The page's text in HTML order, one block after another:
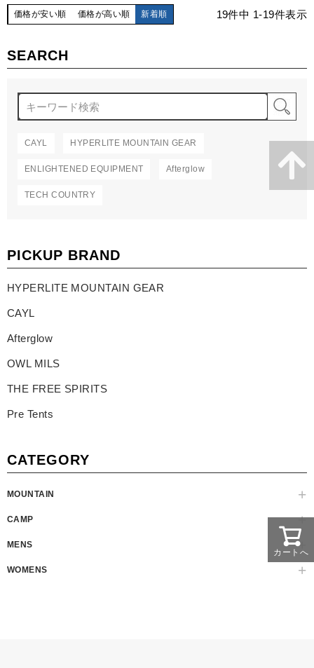
SEARCH
CAYL HYPERLITE MOUNTAIN GEAR
ENLIGHTENED EQUIPMENT Afterglow
TECH COUNTRY
PICKUP BRAND
HYPERLITE MOUNTAIN GEAR
CAYL
Afterglow
OWL MILS
THE FREE SPIRITS
Pre Tents
CATEGORY
MOUNTAIN
CAMP
MENS
WOMENS
価格が安い順 価格が高い順 新着順 19件中 1-19件表示
カートへ